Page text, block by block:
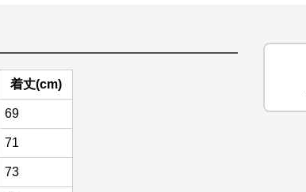
着丈(cm)
69
71
73